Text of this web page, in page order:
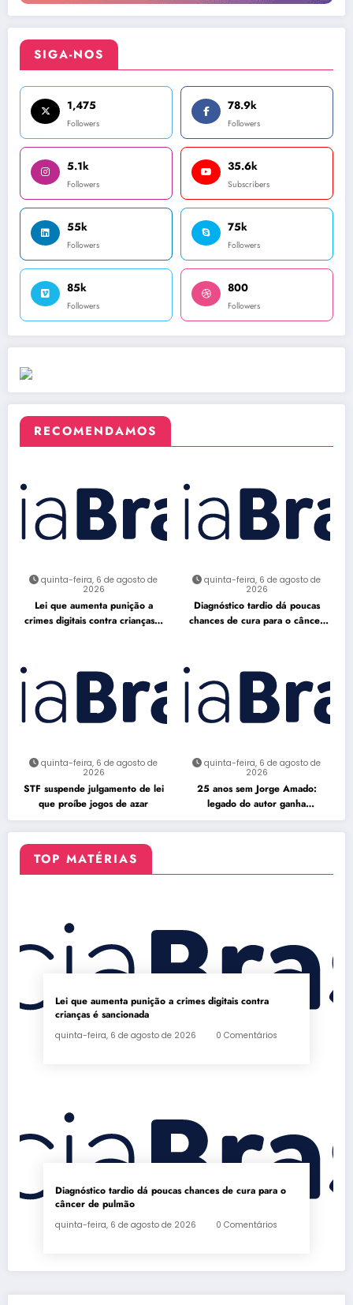
SIGA-NOS
1,475
Followers
78.9k
Followers
5.1k
Followers
35.6k
Subscribers
55k
Followers
75k
Followers
85k
Followers
800
Followers
RECOMENDAMOS
quinta-feira, 6 de agosto de
2026
Lei que aumenta punição a
crimes digitais contra crianças é
quinta-feira, 6 de agosto de
2026
Diagnóstico tardio dá poucas
chances de cura para o câncer
quinta-feira, 6 de agosto de
2026
STF suspende julgamento de lei
que proíbe jogos de azar
quinta-feira, 6 de agosto de
2026
25 anos sem Jorge Amado:
legado do autor ganha
celebração na Flipelô
TOP MATÉRIAS
Lei que aumenta punição a crimes digitais contra
crianças é sancionada
quinta-feira, 6 de agosto de 2026 0 Comentários
Diagnóstico tardio dá poucas chances de cura para o
câncer de pulmão
quinta-feira, 6 de agosto de 2026 0 Comentários